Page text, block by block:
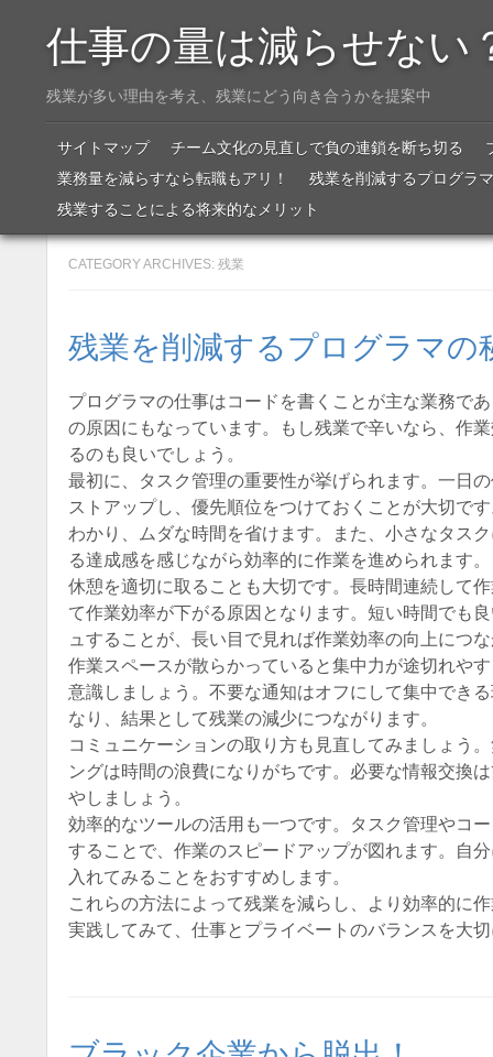
仕事の量は減らせない
残業が多い理由を考え、残業にどう向き合うかを提案中
Menu
SKIP TO CONTENT
サイトマップ チーム文化の見直しで負の連鎖を断ち切る
業務量を減らすなら転職もアリ！
残業を削減するプログラ
残業することによる将来的なメリット
CATEGORY ARCHIVES: 残業
残業を削減するプログラマの
プログラマの仕事はコードを書くことが主な業務で
の原因にもなっています。もし残業で辛いなら、作
るのも良いでしょう。
最初に、タスク管理の重要性が挙げられます。一日
ストアップし、優先順位をつけておくことが大切で
わかり、ムダな時間を省けます。また、小さなタス
る達成感を感じながら効率的に作業を進められます。
休憩を適切に取ることも大切です。長時間連続して
て作業効率が下がる原因となります。短い時間でも
ュすることが、長い目で見れば作業効率の向上につ
作業スペースが散らかっていると集中力が途切れや
意識しましょう。不要な通知はオフにして集中でき
なり、結果として残業の減少につながります。
コミュニケーションの取り方も見直してみましょう
ングは時間の浪費になりがちです。必要な情報交換
やしましょう。
効率的なツールの活用も一つです。タスク管理やコ
することで、作業のスピードアップが図れます。自
入れてみることをおすすめします。
これらの方法によって残業を減らし、より効率的に
実践してみて、仕事とプライベートのバランスを大